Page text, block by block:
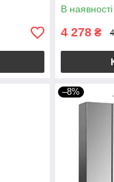
В наявності
4 278 ₴
–8%